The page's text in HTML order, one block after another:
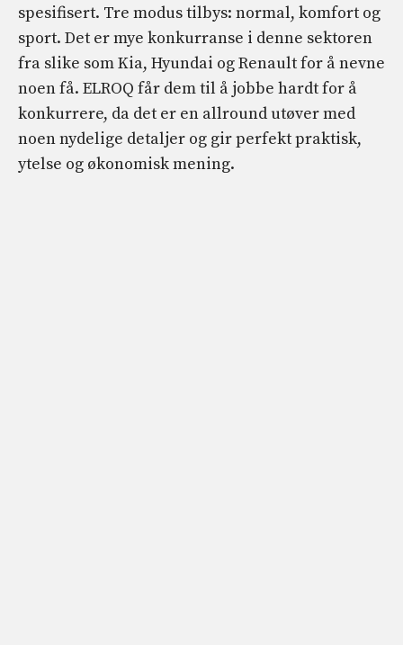
spesifisert. Tre modus tilbys: normal, komfort og
sport. Det er mye konkurranse i denne sektoren
fra slike som Kia, Hyundai og Renault for å nevne
noen få. ELROQ får dem til å jobbe hardt for å
konkurrere, da det er en allround utøver med
noen nydelige detaljer og gir perfekt praktisk,
ytelse og økonomisk mening.